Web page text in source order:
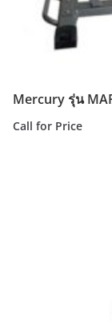
Mercury รุ่น
Call for Price